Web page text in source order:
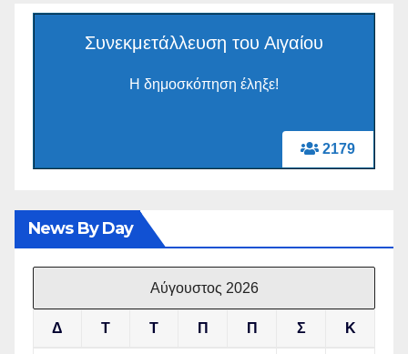
2179
Συνεκμετάλλευση του Αιγαίου
Η δημοσκόπηση έληξε!
News By Day
Αύγουστος 2026
Δ Τ Τ Π Π Σ Κ